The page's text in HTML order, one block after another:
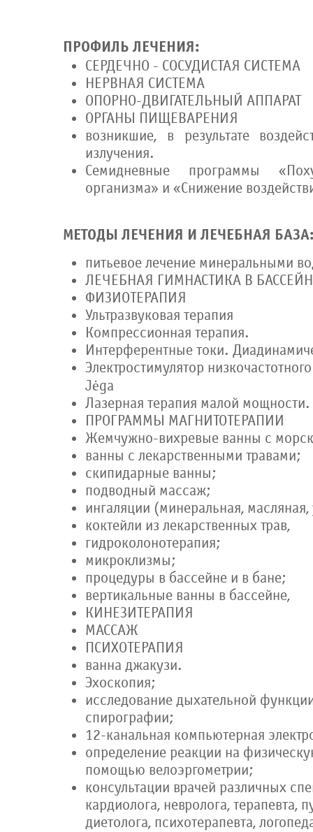
ПРОФИЛЬ ЛЕЧЕНИЯ:
СЕРДЕЧНО - СОСУДИСТАЯ СИСТЕМА
НЕРВНАЯ СИСТЕМА
ОПОРНО-ДВИГАТЕЛЬНЫЙ АППАРАТ
ОРГАНЫ ПИЩЕВАРЕНИЯ
возникшие, в результате
излучения.
Семидневные программы
организма» и «Снижение
МЕТОДЫ ЛЕЧЕНИЯ И ЛЕЧЕБНАЯ
питьевое лечение минеральными
ЛЕЧЕБНАЯ ГИМНАСТИКА В
ФИЗИОТЕРАПИЯ
Ультразвуковая терапия
Компрессионная терапия.
Интерферентные токи.
Электростимулятор
Jėga
Лазерная терапия малой мощности.
ПРОГРАММЫ МАГНИТОТЕРАПИИ
Жемчужно-вихревые ванны с
ванны с лекарственными травами;
скипидарные ванны;
подводный массаж;
ингаляции (минеральная,
коктейли из лекарственных трав,
гидроколонотерапия;
микроклизмы;
процедуры в бассейне и в бане;
вертикальные ванны в бассейне,
КИНЕЗИТЕРАПИЯ
МАССАЖ
ПСИХОТЕРАПИЯ
ванна джакузи.
Эхоскопия;
исследование дыхательной
спирографии;
12-канальная компьютерная
определение реакции на
помощью велоэргометрии;
консультации врачей различных
кардиолога, невролога, терапевта,
диетолога, психотерапевта,